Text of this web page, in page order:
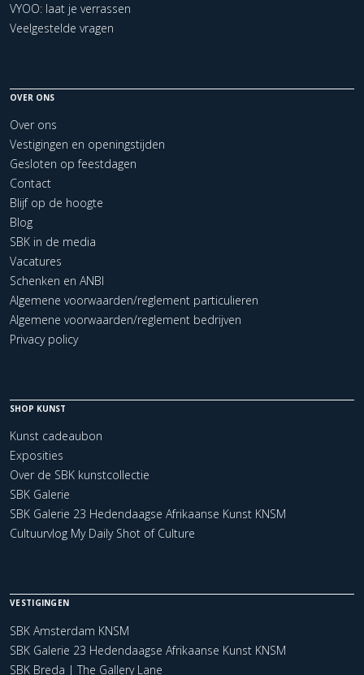
VYOO: laat je verrassen
Veelgestelde vragen
OVER ONS
Over ons
Vestigingen en openingstijden
Gesloten op feestdagen
Contact
Blijf op de hoogte
Blog
SBK in de media
Vacatures
Schenken en ANBI
Algemene voorwaarden/reglement particulieren
Algemene voorwaarden/reglement bedrijven
Privacy policy
SHOP KUNST
Kunst cadeaubon
Exposities
Over de SBK kunstcollectie
SBK Galerie
SBK Galerie 23 Hedendaagse Afrikaanse Kunst KNSM
Cultuurvlog My Daily Shot of Culture
VESTIGINGEN
SBK Amsterdam KNSM
SBK Galerie 23 Hedendaagse Afrikaanse Kunst KNSM
SBK Breda | The Gallery Lane